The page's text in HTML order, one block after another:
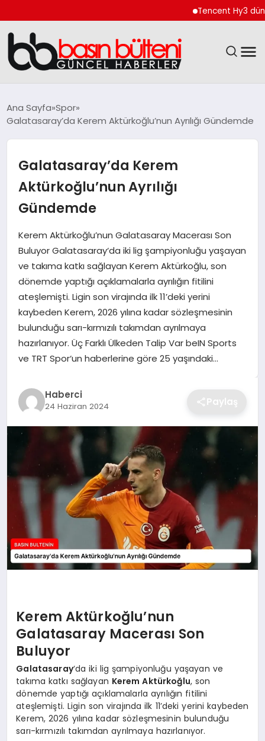
Tencent Hy3 dünya
EKONOMI
MAGAZIN
SPOR
TEKNOLOJI
YAŞAM
GÜNDEM
Ana Sayfa Spor
Galatasaray’da Kerem Aktürkoğlu’nun Ayrılığı Gündemde
Galatasaray’da Kerem
Aktürkoğlu’nun Ayrılığı
Gündemde
Kerem Aktürkoğlu’nun Galatasaray Macerası Son
Buluyor Galatasaray‘da iki lig şampiyonluğu yaşayan
ve takıma katkı sağlayan Kerem Aktürkoğlu, son
dönemde yaptığı açıklamalarla ayrılığın fitilini
ateşlemişti. Ligin son virajında ilk 11’deki yerini
kaybeden Kerem, 2026 yılına kadar sözleşmesinin
bulunduğu sarı-kırmızılı takımdan ayrılmaya
hazırlanıyor. Üç Farklı Ülkeden Talip Var beIN Sports
ve TRT Spor‘un haberlerine göre 25 yaşındaki…
Haberci
24 Haziran 2024 Paylaş
Kerem Aktürkoğlu’nun
Galatasaray Macerası Son
Buluyor
Galatasaray‘da iki lig şampiyonluğu yaşayan ve
takıma katkı sağlayan Kerem Aktürkoğlu, son
dönemde yaptığı açıklamalarla ayrılığın fitilini
ateşlemişti. Ligin son virajında ilk 11’deki yerini kaybeden
Kerem, 2026 yılına kadar sözleşmesinin bulunduğu
sarı-kırmızılı takımdan ayrılmaya hazırlanıyor.